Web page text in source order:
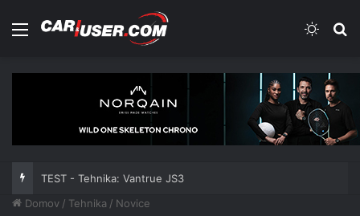
Meni
TEST - Tehnika: Vantrue JS3
Domov / Tehnika / Novice